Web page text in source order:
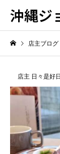
沖縄ジ
店主ブログ
店主 日々是好日